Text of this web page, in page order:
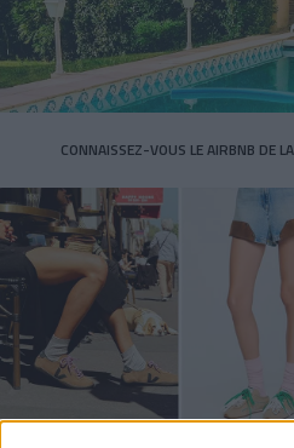
CONNAISSEZ-VOUS LE AIRBNB DE